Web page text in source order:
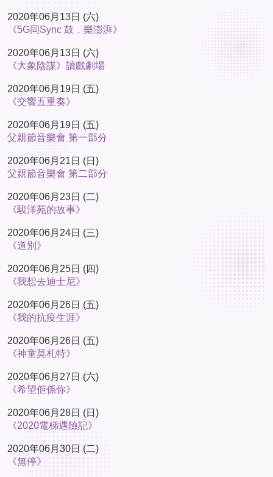
2020年06月13日 (六)
《5G同Sync 鼓．樂澎湃》
2020年06月13日 (六)
《大象陰謀》讀戲劇場
2020年06月19日 (五)
《交響五重奏》
2020年06月19日 (五)
父親節音樂會 第一部分
2020年06月21日 (日)
父親節音樂會 第二部分
2020年06月23日 (二)
《駿洋苑的故事》
2020年06月24日 (三)
《道別》
2020年06月25日 (四)
《我想去迪士尼》
2020年06月26日 (五)
《我的抗疫生涯》
2020年06月26日 (五)
《神童莫札特》
2020年06月27日 (六)
《希望佢係你》
2020年06月28日 (日)
《2020電梯遇險記》
2020年06月30日 (二)
《無停》